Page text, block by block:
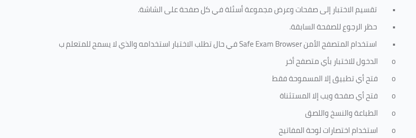
• تقسيم الاختبار إلى صفحات وعرض مجموعة أسئلة في كل صفحة على الشاشة.
• حظر الرجوع للصفحة السابقة.
• استخدام المتصفح الأمنSafe Exam Browserفي حال تطلب الاختبار استخدامه والذي لا يسمح للمتعلم ب
o
الدخول للاختبار بأي متصفح أخر
o
فتح أي تطبيق إلا المسموحة فقط
o
فتح أي صفحة ويب إلا المستثناة
o
الطباعة والنسخ واللصق
o
استخدام اختصارات لوحة المفاتيح